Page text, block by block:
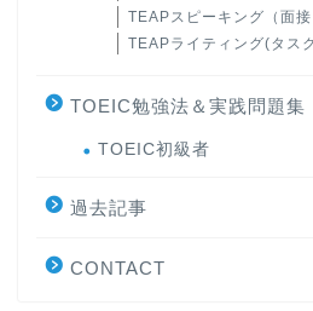
TEAPスピーキング（面
TEAPライティング(タス
TOEIC勉強法＆実践問題集
TOEIC初級者
過去記事
CONTACT